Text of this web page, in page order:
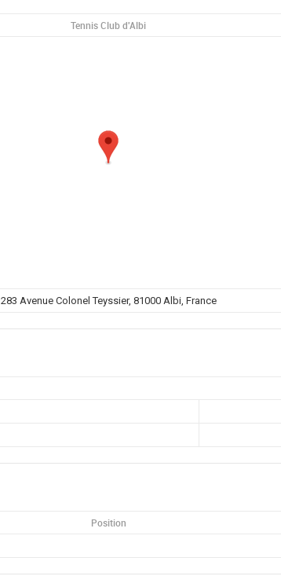
Tennis Club d'Albi
283 Avenue Colonel Teyssier, 81000 Albi, France
Position